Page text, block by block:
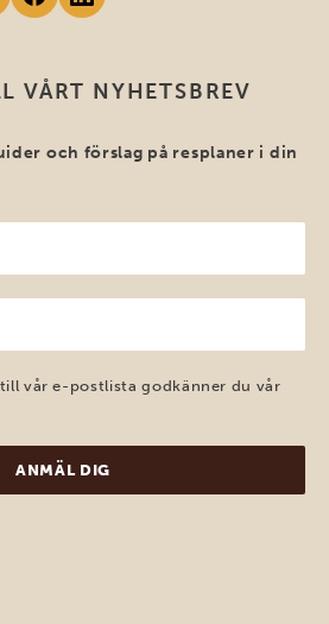
VÅRT NYHETSBREV
och förslag på resplaner i din
vår e-postlista godkänner du vår